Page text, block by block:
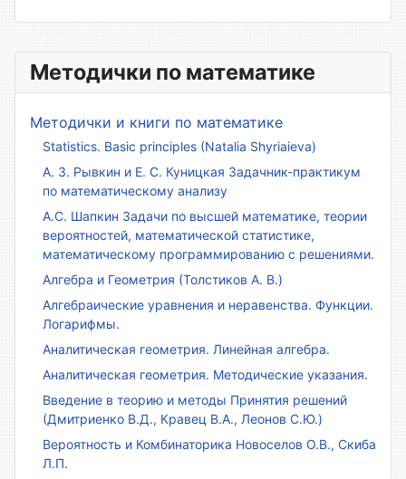
Методички по математике
Методички и книги по математике
Statistics. Basic principles (Natalia Shyriaieva)
А. З. Рывкин и Е. С. Куницкая Задачник-практикум
по математическому анализу
А.С. Шапкин Задачи по высшей математике, теории
вероятностей, математической статистике,
математическому программированию с решениями.
Алгебра и Геометрия (Толстиков А. В.)
Алгебраические уравнения и неравенства. Функции.
Логарифмы.
Аналитическая геометрия. Линейная алгебра.
Аналитическая геометрия. Методические указания.
Введение в теорию и методы Принятия решений
(Дмитриенко В.Д., Кравец В.А., Леонов С.Ю.)
Вероятность и Комбинаторика Новоселов О.В., Скиба
Л.П.